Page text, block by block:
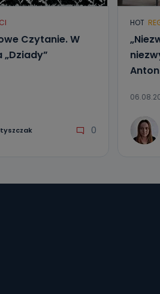
Czytanie. W
0
HOT